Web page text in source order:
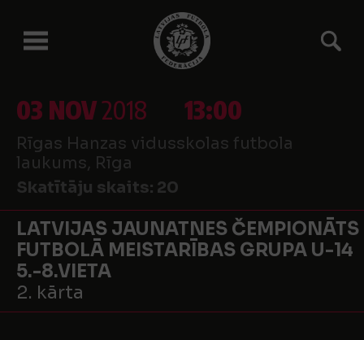
03 NOV2018 13:00
Rīgas Hanzas vidusskolas futbola
laukums, Rīga
Skatītāju skaits: 20
LATVIJAS JAUNATNES ČEMPIONĀTS
FUTBOLĀ MEISTARĪBAS GRUPA U-14
5.-8.VIETA
2. kārta